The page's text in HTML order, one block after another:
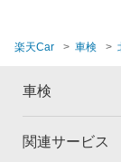
岩見沢市
有珠郡
引取り・納車あり
ハイブリッド車OK
EV車OK
楽天Car 車検
車検
トップ
関連サービス